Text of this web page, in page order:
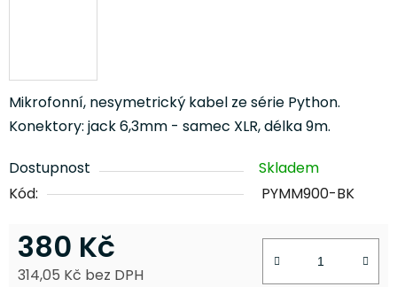
Mikrofonní, nesymetrický kabel ze série Python.
Konektory: jack 6,3mm - samec XLR, délka 9m.
Dostupnost
Skladem
Kód:
PYMM900-BK
380 Kč
314,05 Kč bez DPH